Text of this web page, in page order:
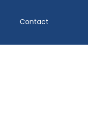
Contact